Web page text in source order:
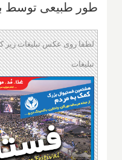
طور طبیعی توسط
لطفا روی عکس تبلیغات زیر
تبلیغات